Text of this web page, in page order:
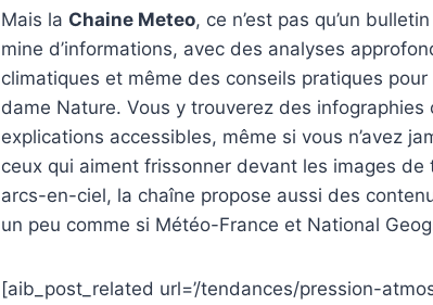
Mais la Chaine Meteo, ce n’est pas qu’un
mine d’informations, avec des analyses
climatiques et même des conseils pratiques
dame Nature. Vous y trouverez des
explications accessibles, même si vous n’avez
ceux qui aiment frissonner devant les images de
arcs-en-ciel, la chaîne propose aussi des
un peu comme si Météo-France et National
[aib_post_related url=’/tendances/pression-